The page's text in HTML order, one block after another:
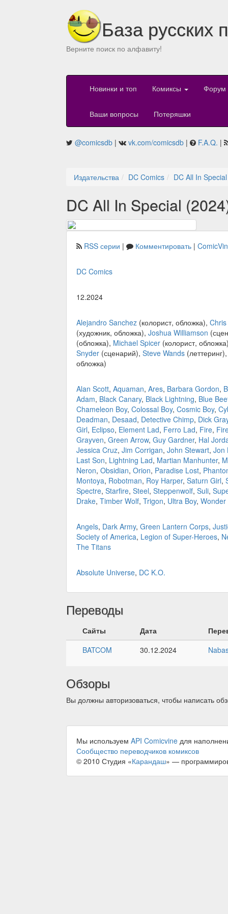
База русских
Верните поиск по алфавиту!
Новинки и топ Комиксы Форум
Ваши вопросы Потеряшки
@comicsdb | vk.com/comicsdb | F.A.Q. |
Издательства DC Comics DC All In
DC All In Special
RSS серии | Комментировать |
DC Comics
12.2024
Alejandro Sanchez (колорист, обложка),
(художник, обложка), Joshua Williamson
(обложка), Michael Spicer (колорист,
Snyder (сценарий), Steve Wands
обложка)
Alan Scott, Aquaman, Ares, Barbara Gordon,
Adam, Black Canary, Black Lightning, Blue
Chameleon Boy, Colossal Boy, Cosmic Boy,
Deadman, Desaad, Detective Chimp, Dick
Girl, Eclipso, Element Lad, Ferro Lad, Fire,
Grayven, Green Arrow, Guy Gardner, Hal
Jessica Cruz, Jim Corrigan, John Stewart, Jon
Last Son, Lightning Lad, Martian Manhunter,
Neron, Obsidian, Orion, Paradise Lost,
Montoya, Robotman, Roy Harper, Saturn Girl,
Spectre, Starfire, Steel, Steppenwolf, Suli,
Drake, Timber Wolf, Trigon, Ultra Boy,
Angels, Dark Army, Green Lantern Corps,
Society of America, Legion of Super-Heroes,
The Titans
Absolute Universe, DC K.O.
Переводы
Сайты Дата
BATCOM
30.12.2024
Обзоры
Вы должны авторизоваться, чтобы написать
Мы используем API Comicvine для
Сообщество переводчиков комиксов
© 2010 Студия «Карандаш» —